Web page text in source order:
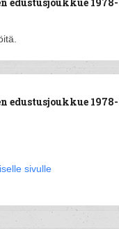
edustusjoukkue
sivulle